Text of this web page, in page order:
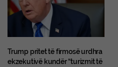
Trump pritet të firmosë urdhra
ekzekutivë kundër “turizmit të